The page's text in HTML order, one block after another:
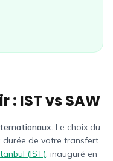
IST vs SAW
Le choix du
durée de votre transfert
(IST), inauguré en